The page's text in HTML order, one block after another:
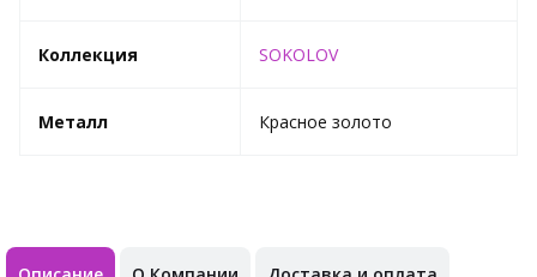
Коллекция SOKOLOV
Металл Красное золото